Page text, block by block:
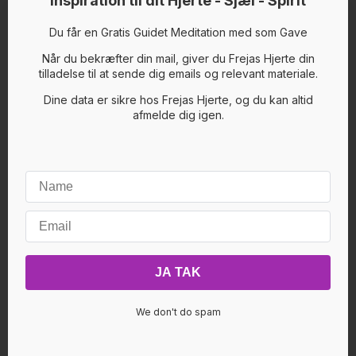
Med denne Kanaliserede Healing modtager du
og modtage samt integrere og grounde
Husk at drikke godt med vand før og efter.
Du får en Gratis Guidet Meditation med som Gave
Når du bekræfter din mail, giver du Frejas Hjerte din
tilladelse til at sende dig emails og relevant materiale.
Dine data er sikre hos Frejas Hjerte, og du kan altid
afmelde dig igen.
We don't do spam